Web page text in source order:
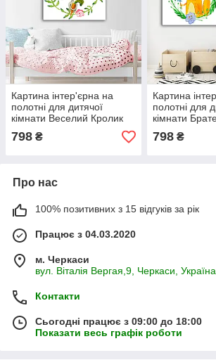
Картина інтер'єрна на
полотні для дитячої
кімнати Веселий Кролик
798 ₴
Картина
полотні для
кімнати
798₴
Про нас
100% позитивних з 15 відгуків за рік
Працює з 04.03.2020
м. Черкаси
вул. Віталія Вергая,9, Черкаси, Україна
Контакти
Сьогодні працює з 09:00 до 18:00
Показати весь графік роботи